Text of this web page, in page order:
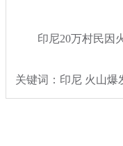
印尼20万村民因
关键词：印尼 火山爆